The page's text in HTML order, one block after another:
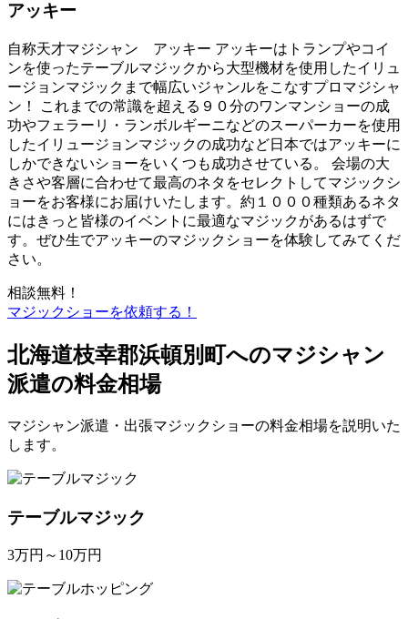
アッキー
自称天才マジシャン アッキー アッキーはトランプやコイ
ンを使ったテーブルマジックから大型機材を使用したイリュ
ージョンマジックまで幅広いジャンルをこなすプロマジシャ
ン！ これまでの常識を超える９０分のワンマンショーの成
功やフェラーリ・ランボルギーニなどのスーパーカーを使用
したイリュージョンマジックの成功など日本ではアッキーに
しかできないショーをいくつも成功させている。 会場の大
きさや客層に合わせて最高のネタをセレクトしてマジックシ
ョーをお客様にお届けいたします。約１０００種類あるネタ
にはきっと皆様のイベントに最適なマジックがあるはずで
す。ぜひ生でアッキーのマジックショーを体験してみてくだ
さい。
相談無料！
マジックショーを依頼する！
北海道枝幸郡浜頓別町へのマジシャン
派遣の料金相場
マジシャン派遣・出張マジックショーの料金相場を説明いた
します。
テーブルマジック
3万円～10万円